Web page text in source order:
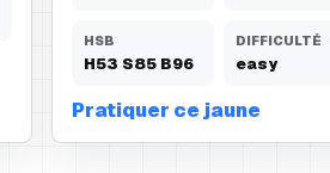
HSB
H53 S85 B96
DIFFICULTÉ
easy
Pratiquer ce jaune